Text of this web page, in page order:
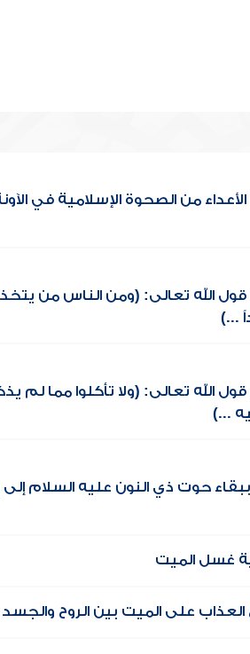
من الصحوة الإسلامية في
قول الله تعالى: (ومن الناس من
...)
الله تعالى: (ولا تأكلوا مما لم
...)
ببقاء حوت ذي النون عليه السلام